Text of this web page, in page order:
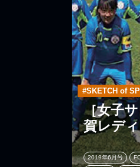
#SKETCH of
［女子
賀レデ
2019年6月号